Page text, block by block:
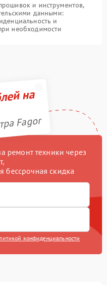
и инструментов,
данными:
и
необходимости
на
Fagor
ремонт техники через
бессрочная скидка
конфиденциальности